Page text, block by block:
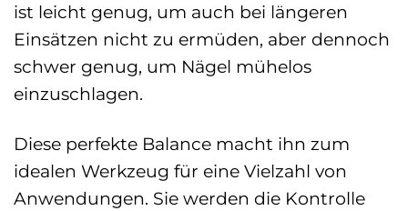
ist leicht genug, um auch bei längeren
Einsätzen nicht zu ermüden, aber dennoch
schwer genug, um Nägel mühelos
einzuschlagen.
Diese perfekte Balance macht ihn zum
idealen Werkzeug für eine Vielzahl von
Anwendungen. Sie werden die Kontrolle